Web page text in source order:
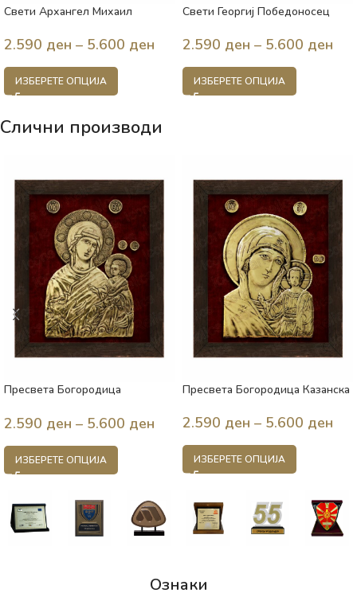
Свети Архангел Михаил
2.590 ден – 5.600 ден
ИЗБЕРЕТЕ ОПЦИЈА
Свети Георгиј Победоносец
2.590 ден – 5.600 ден
ИЗБЕРЕТЕ ОПЦИЈА
Слични производи
Пресвета Богородица
2.590 ден – 5.600 ден
ИЗБЕРЕТЕ ОПЦИЈА
Пресвета Богородица Казанска
2.590 ден – 5.600 ден
ИЗБЕРЕТЕ ОПЦИЈА
Ознаки